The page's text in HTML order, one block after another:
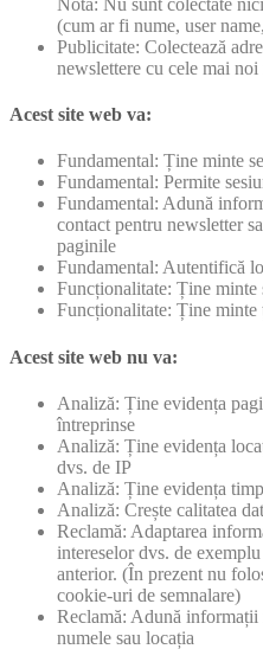
(cum ar fi nume, user
Publicitate: Colectează
newslettere cu cele mai
Acest site web va:
Fundamental: Ține minte
Fundamental: Permite
Fundamental: Adună
contact pentru newsletter
paginile
Fundamental: Autentifică
Funcționalitate: Ține minte
Funcționalitate: Ține minte
Acest site web nu va:
Analiză: Ține evidența
întreprinse
Analiză: Ține evidența
dvs. de IP
Analiză: Ține evidența
Analiză: Crește calitatea
Reclamă: Adaptarea
intereselor dvs. de
anterior. (În prezent nu
cookie-uri de semnalare)
Reclamă: Adună
numele sau locația